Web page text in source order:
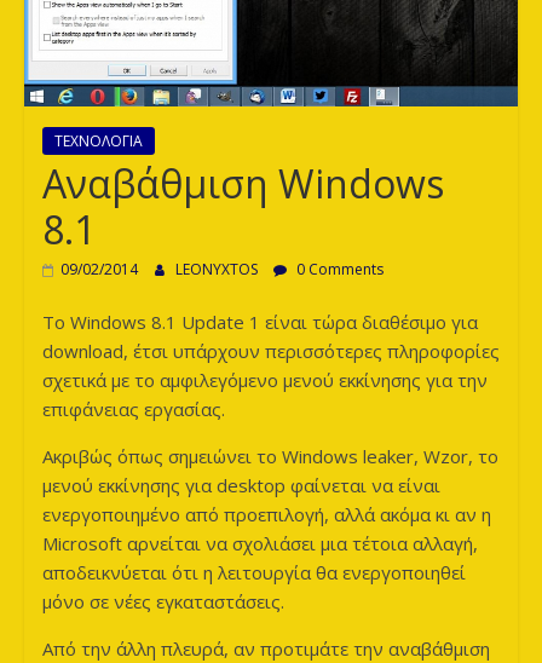
των
Λεόντων
ΤΕΧΝΟΛΟΓΙΑ
Αναβάθμιση Windows
8.1
09/02/2014 LEONYXTOS 0 Comments
Το Windows 8.1 Update 1 είναι τώρα διαθέσιμο για
download, έτσι υπάρχουν περισσότερες πληροφορίες
σχετικά με το αμφιλεγόμενο μενού εκκίνησης για την
επιφάνειας εργασίας.
Ακριβώς όπως σημειώνει το Windows leaker, Wzor, το
μενού εκκίνησης για desktop φαίνεται να είναι
ενεργοποιημένο από προεπιλογή, αλλά ακόμα κι αν η
Microsoft αρνείται να σχολιάσει μια τέτοια αλλαγή,
αποδεικνύεται ότι η λειτουργία θα ενεργοποιηθεί
μόνο σε νέες εγκαταστάσεις.
Από την άλλη πλευρά, αν προτιμάτε την αναβάθμιση